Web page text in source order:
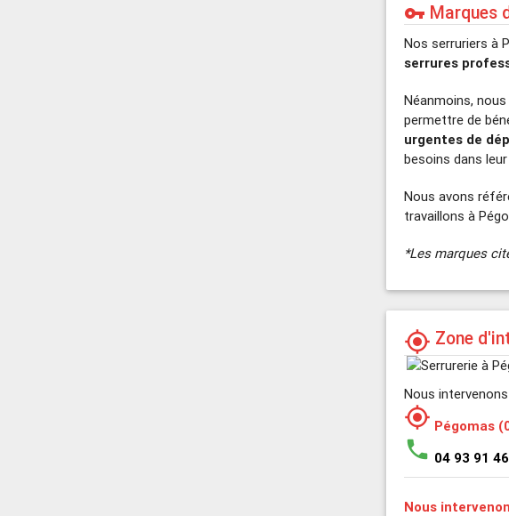
vpn_key Marques
Nos serruriers à
serrures
Néanmoins,
permettre de
urgentes de
besoins dans
Nous avons
travaillons à
*Les marques
my_location Zone
Nous
my_location Pégomas
phone 04 93 91
Nous